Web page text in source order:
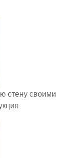
стену своими